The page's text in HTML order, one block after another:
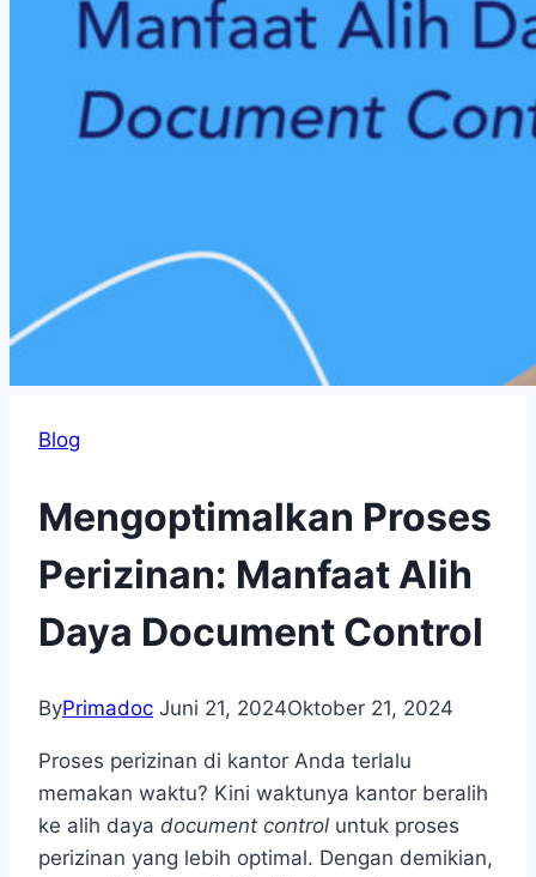
Blog
Mengoptimalkan Proses
Perizinan: Manfaat Alih
Daya Document Control
ByPrimadoc Juni 21, 2024Oktober 21, 2024
Proses perizinan di kantor Anda terlalu
memakan waktu? Kini waktunya kantor beralih
ke alih daya document control untuk proses
perizinan yang lebih optimal. Dengan demikian,